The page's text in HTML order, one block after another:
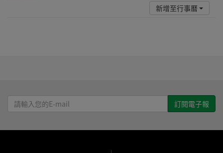
新增至行事曆
請
輸